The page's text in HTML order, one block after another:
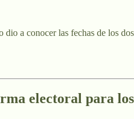
a conocer las fechas de los
electoral para